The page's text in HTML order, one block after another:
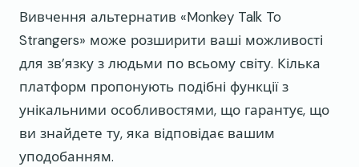
Вивчення альтернатив «Monkey Talk To
Strangers» може розширити ваші можливості
для зв’язку з людьми по всьому світу. Кілька
платформ пропонують подібні функції з
унікальними особливостями, що гарантує, що
ви знайдете ту, яка відповідає вашим
уподобанням.